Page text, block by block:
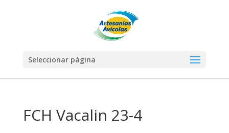
Seleccionar página
FCH Vacalin 23-4